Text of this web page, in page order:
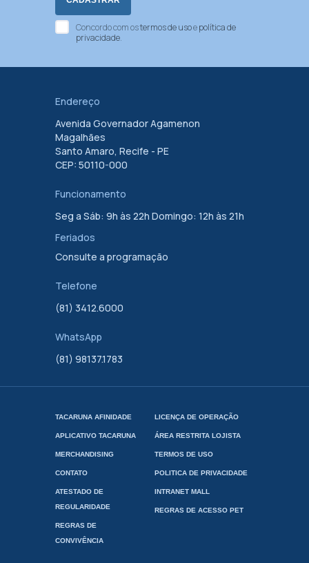
Concordo com ostermos de usoepolítica de
privacidade.
Endereço
Avenida Governador Agamenon
Magalhães
Santo Amaro, Recife - PE
CEP: 50110-000
Funcionamento
Seg a Sáb: 9h às 22h Domingo: 12h às 21h
Feriados
Consulte a programação
Telefone
(81) 3412.6000
WhatsApp
(81) 98137.1783
TACARUNA AFINIDADE
APLICATIVO TACARUNA
MERCHANDISING
CONTATO
ATESTADO DE
REGULARIDADE
REGRAS DE
CONVIVÊNCIA
LICENÇA DE OPERAÇÃO
ÁREA RESTRITA LOJISTA
TERMOS DE USO
POLITICA DE PRIVACIDADE
INTRANET MALL
REGRAS DE ACESSO PET